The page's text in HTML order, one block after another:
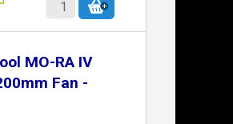
MO-RA IV
Fan -